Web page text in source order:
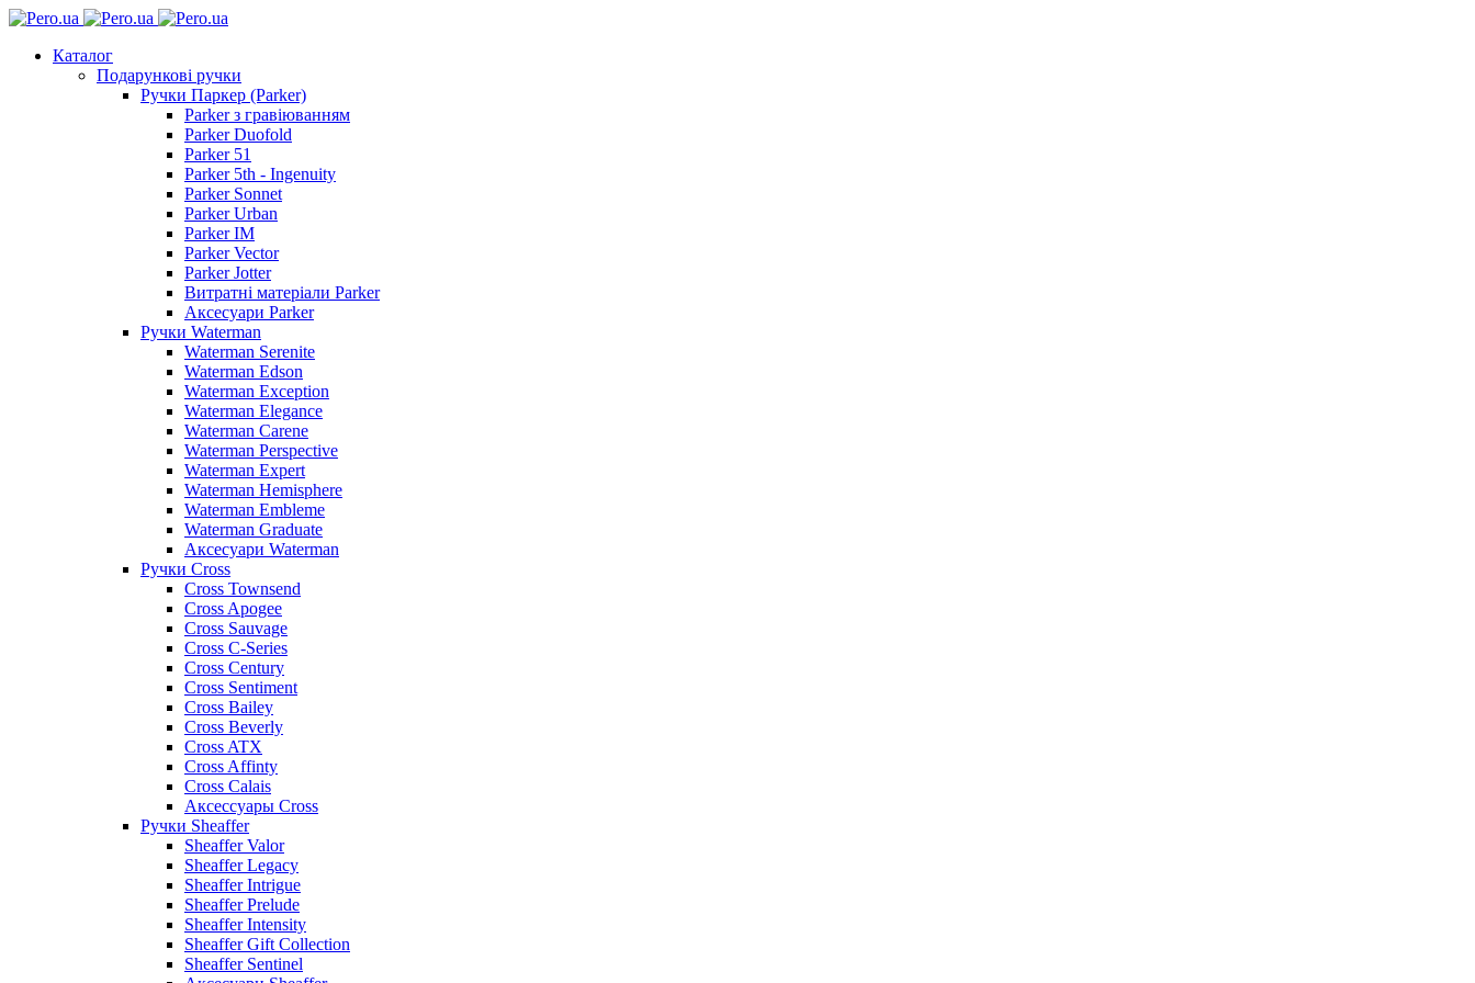
Каталог
Подарункові ручки
Ручки Паркер (Parker)
Parker з гравіюванням
Parker Duofold
Parker 51
Parker 5th - Ingenuity
Parker Sonnet
Parker Urban
Parker IM
Parker Vector
Parker Jotter
Витратні матеріали Parker
Аксесуари Parker
Ручки Waterman
Waterman Serenite
Waterman Edson
Waterman Exception
Waterman Elegance
Waterman Carene
Waterman Perspective
Waterman Expert
Waterman Hemisphere
Waterman Embleme
Waterman Graduate
Аксесуари Waterman
Ручки Cross
Cross Townsend
Cross Apogee
Cross Sauvage
Cross C-Series
Cross Сentury
Cross Sentiment
Cross Bailey
Cross Beverly
Cross ATX
Cross Affinty
Cross Calais
Аксессуары Cross
Ручки Sheaffer
Sheaffer Valor
Sheaffer Legacy
Sheaffer Intrigue
Sheaffer Prelude
Sheaffer Intensity
Sheaffer Gift Collection
Sheaffer Sentinel